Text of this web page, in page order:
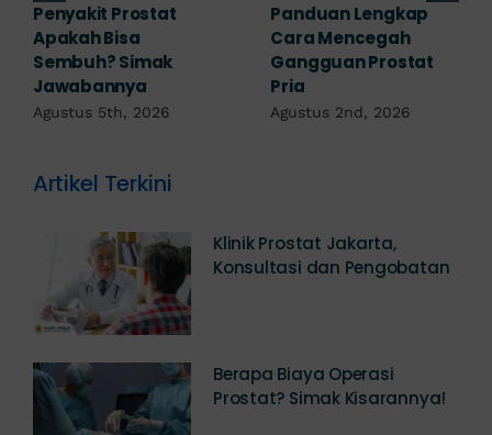
7 Komplikasi Prostat
yang Perlu
Diwaspadai Sejak Dini
Agustus 1st, 2026
Obat Penyakit
Prostat: Pilihan
Terapi Sesuai
Diagnosis
Juli 23rd, 2026
Artikel Terkini
Klinik Prostat Jakarta,
Konsultasi dan Pengobatan
Berapa Biaya Operasi
Prostat? Simak Kisarannya!